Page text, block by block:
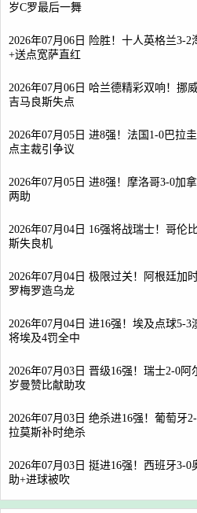
岁C罗最后一舞
2026年07月06日 险胜！十人英格兰3-
+送点宽萨直红
2026年07月06日 哈兰德精彩双响！挪
吉马良斯失点
2026年07月05日 进8强！法国1-0巴拉
点主裁引争议
2026年07月05日 进8强！摩洛哥3-0加
两助
2026年07月04日 16强将战瑞士！哥伦
斯失良机
2026年07月04日 极限过关！阿根廷加
罗梅罗造乌龙
2026年07月04日 进16强！埃及点球5-3
将埃及4罚全中
2026年07月03日 晋级16强！瑞士2-0
岁曼赞比献助攻
2026年07月03日 绝杀进16强！葡萄牙
拉莫斯补时绝杀
2026年07月03日 挺进16强！西班牙3-
助+进球被吹